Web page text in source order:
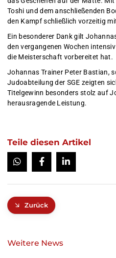
Toshi und dem anschließenden
den Kampf schließlich vorzeitig
Ein besonderer Dank gilt
den vergangenen Wochen
die Meisterschaft vorbereitet hat.
Johannas Trainer Peter Bastian,
Judoabteilung der SGE zeigten
Titelgewinn besonders stolz auf
herausragende Leistung.
Teile diesen Artikel
Zurück
Weitere News